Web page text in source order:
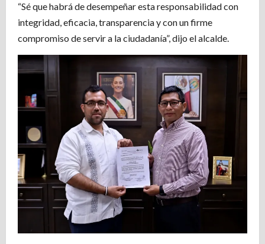
“Sé que habrá de desempeñar esta responsabilidad con
integridad, eficacia, transparencia y con un firme
compromiso de servir a la ciudadanía”, dijo el alcalde.